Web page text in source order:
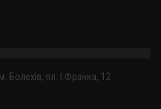
Болехів, пл. І.Франка, 12